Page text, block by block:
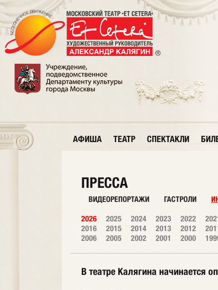
АФИША ТЕАТР СПЕКТАКЛИ
ПРЕССА
ВИДЕОРЕПОРТАЖИ ГАСТРОЛИ
2026 2025 2024 2023 2022
2016
2015 2014 2013 2012
2006
2005 2002 2001 2000
В театре Калягина начинается